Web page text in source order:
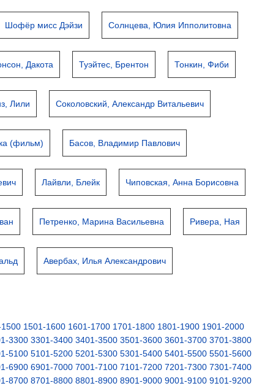
Шофёр мисс Дэйзи Солнцева, Юлия Ипполитовна
Дакота Туэйтес, Брентон Тонкин, Фиби
Лили Соколовский, Александр Витальевич
(фильм) Басов, Владимир Павлович
Лайвли, Блейк Чиповская, Анна Борисовна
Петренко, Марина Васильевна Ривера, Ная
Авербах, Илья Александрович
1501-1600 1601-1700 1701-1800 1801-1900 1901-2000
3300 3301-3400 3401-3500 3501-3600 3601-3700 3701-3800
5100 5101-5200 5201-5300 5301-5400 5401-5500 5501-5600
6900 6901-7000 7001-7100 7101-7200 7201-7300 7301-7400
8700 8701-8800 8801-8900 8901-9000 9001-9100 9101-9200